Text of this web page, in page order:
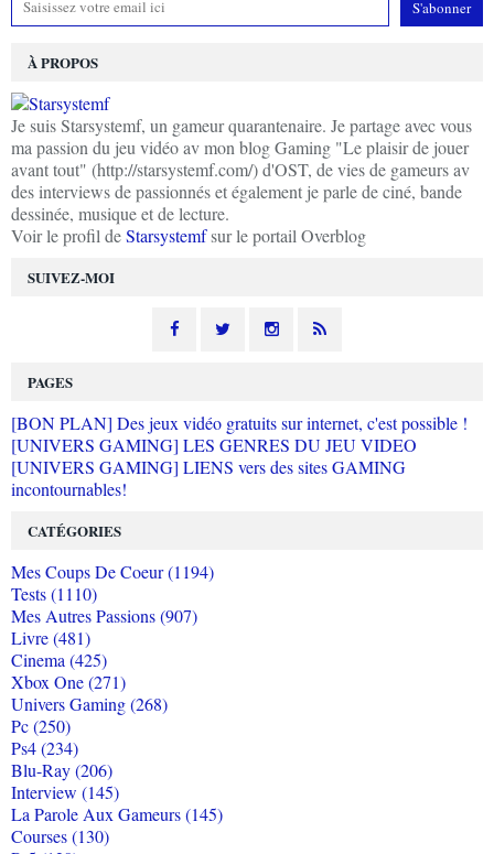
SUIVEZ-MOI
À PROPOS
Je suis Starsystemf, un gameur quarantenaire. Je partage avec vous
ma passion du jeu vidéo av mon blog Gaming "Le plaisir de jouer
avant tout" (http://starsystemf.com/) d'OST, de vies de gameurs av
des interviews de passionnés et également je parle de ciné, bande
dessinée, musique et de lecture.
Voir le profil deStarsystemfsur le portail Overblog
PAGES
[BON PLAN] Des jeux vidéo gratuits sur internet, c'est possible !
[UNIVERS GAMING] LES GENRES DU JEU VIDEO
[UNIVERS GAMING] LIENS vers des sites GAMING
incontournables!
CATÉGORIES
Mes Coups De Coeur (1194)
Tests (1110)
Mes Autres Passions (907)
Livre (481)
Cinema (425)
Xbox One (271)
Univers Gaming (268)
Pc (250)
Ps4 (234)
Blu-Ray (206)
Interview (145)
La Parole Aux Gameurs (145)
Courses (130)